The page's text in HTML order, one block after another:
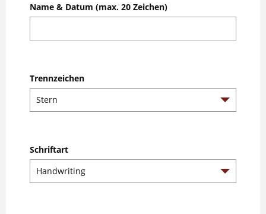
Name & Datum (max. 20 Zeichen)
Trennzeichen
Schriftart